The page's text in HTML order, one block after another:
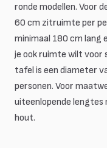
ronde modellen. Voor
60 cm zitruimte per
minimaal 180 cm lang
je ook ruimte wilt voor
tafel is een diameter
personen. Voor
uiteenlopende
hout.